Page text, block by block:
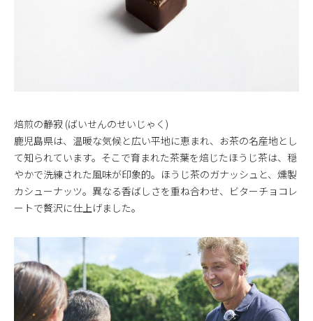
焙煎の静寂 (ばいせんのせいじゃく)
鹿児島県は、温暖な気候と広い平地に恵まれ、お茶の名産地とし
て知られています。そこで育まれた茶葉を焙じたほうじ茶は、穏
やかで洗練された風味が印象的。ほうじ茶のガナッシュと、燻製
カシューナッツ。異なる香ばしさを重ね合わせ、ビターチョコレ
ートで贅沢に仕上げました。